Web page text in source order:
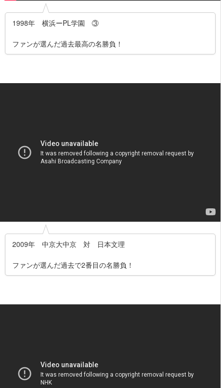
1998年 横浜ーPL学園 ③
ファンが選んだ過去最高の名勝負！
2009年 中京大中京 対 日本文理
ファンが選んだ過去で2番目の名勝負！